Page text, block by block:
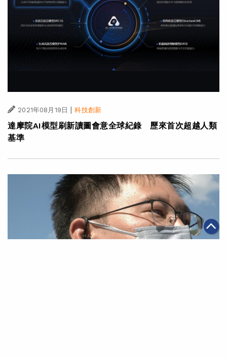
2021年08月19日 | 科技創新
達摩院AI模型刷新讀圖會意全球紀錄 歷來首次超越人類
基準